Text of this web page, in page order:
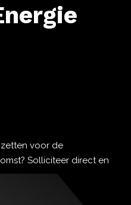
voor de
Solliciteer direct en